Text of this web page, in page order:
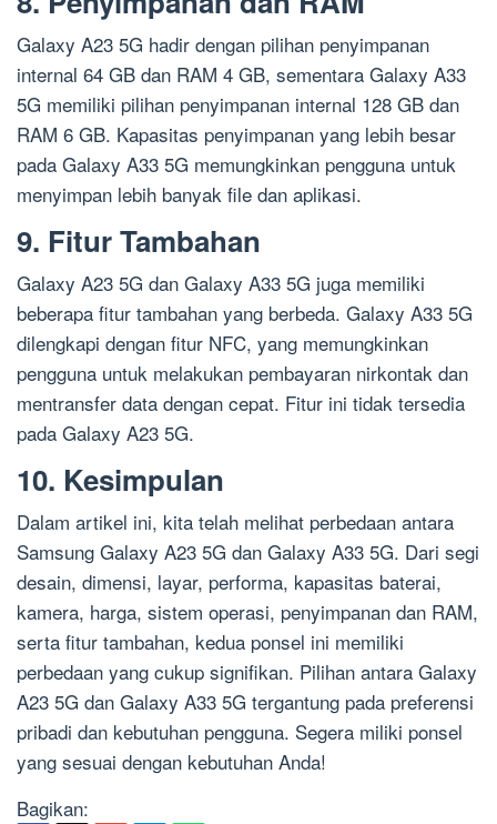
Galaxy A23 5G hadir dengan pilihan penyimpanan
internal 64 GB dan RAM 4 GB, sementara Galaxy A33
5G memiliki pilihan penyimpanan internal 128 GB dan
RAM 6 GB. Kapasitas penyimpanan yang lebih besar
pada Galaxy A33 5G memungkinkan pengguna untuk
menyimpan lebih banyak file dan aplikasi.
9. Fitur Tambahan
Galaxy A23 5G dan Galaxy A33 5G juga memiliki
beberapa fitur tambahan yang berbeda. Galaxy A33 5G
dilengkapi dengan fitur NFC, yang memungkinkan
pengguna untuk melakukan pembayaran nirkontak dan
mentransfer data dengan cepat. Fitur ini tidak tersedia
pada Galaxy A23 5G.
10. Kesimpulan
Dalam artikel ini, kita telah melihat perbedaan antara
Samsung Galaxy A23 5G dan Galaxy A33 5G. Dari segi
desain, dimensi, layar, performa, kapasitas baterai,
kamera, harga, sistem operasi, penyimpanan dan RAM,
serta fitur tambahan, kedua ponsel ini memiliki
perbedaan yang cukup signifikan. Pilihan antara Galaxy
A23 5G dan Galaxy A33 5G tergantung pada preferensi
pribadi dan kebutuhan pengguna. Segera miliki ponsel
yang sesuai dengan kebutuhan Anda!
Bagikan: